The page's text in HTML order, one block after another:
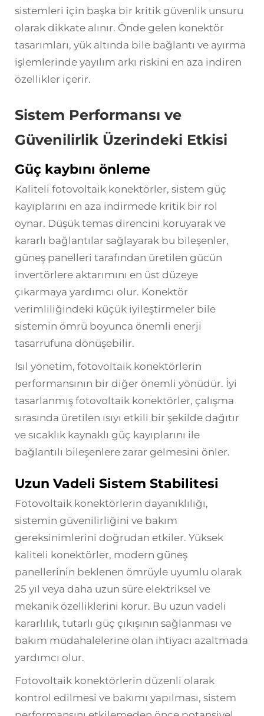
sistemleri için başka bir kritik güvenlik unsuru
olarak dikkate alınır. Önde gelen konektör
tasarımları, yük altında bile bağlantı ve ayırma
işlemlerinde yayılım arkı riskini en aza indiren
özellikler içerir.
Sistem Performansı ve
Güvenilirlik Üzerindeki Etkisi
Güç kaybını önleme
Kaliteli fotovoltaik konektörler, sistem güç
kayıplarını en aza indirmede kritik bir rol
oynar. Düşük temas direncini koruyarak ve
kararlı bağlantılar sağlayarak bu bileşenler,
güneş panelleri tarafından üretilen gücün
invertörlere aktarımını en üst düzeye
çıkarmaya yardımcı olur. Konektör
verimliliğindeki küçük iyileştirmeler bile
sistemin ömrü boyunca önemli enerji
tasarrufuna dönüşebilir.
Isıl yönetim, fotovoltaik konektörlerin
performansının bir diğer önemli yönüdür. İyi
tasarlanmış fotovoltaik konektörler, çalışma
sırasında üretilen ısıyı etkili bir şekilde dağıtır
ve sıcaklık kaynaklı güç kayıplarını ile
bağlantılı bileşenlere zarar gelmesini önler.
Uzun Vadeli Sistem Stabilitesi
Fotovoltaik konektörlerin dayanıklılığı,
sistemin güvenilirliğini ve bakım
gereksinimlerini doğrudan etkiler. Yüksek
kaliteli konektörler, modern güneş
panellerinin beklenen ömrüyle uyumlu olarak
25 yıl veya daha uzun süre elektriksel ve
mekanik özelliklerini korur. Bu uzun vadeli
kararlılık, tutarlı güç çıkışının sağlanması ve
bakım müdahalelerine olan ihtiyacı azaltmada
yardımcı olur.
Fotovoltaik konektörlerin düzenli olarak
kontrol edilmesi ve bakımı yapılması, sistem